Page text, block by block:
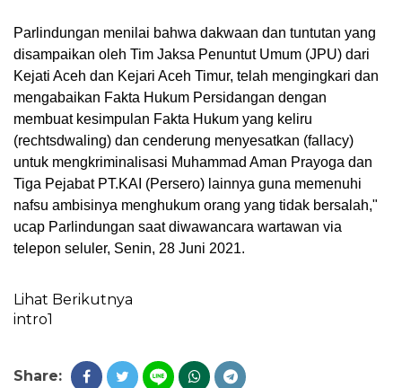
Parlindungan menilai bahwa dakwaan dan tuntutan yang
disampaikan oleh Tim Jaksa Penuntut Umum (JPU) dari
Kejati Aceh dan Kejari Aceh Timur, telah mengingkari dan
mengabaikan Fakta Hukum Persidangan dengan
membuat kesimpulan Fakta Hukum yang keliru
(rechtsdwaling) dan cenderung menyesatkan (fallacy)
untuk mengkriminalisasi Muhammad Aman Prayoga dan
Tiga Pejabat PT.KAI (Persero) lainnya guna memenuhi
nafsu ambisinya menghukum orang yang tidak bersalah,"
ucap Parlindungan saat diwawancara wartawan via
telepon seluler, Senin, 28 Juni 2021.
Lihat Berikutnya
intro1
Share: